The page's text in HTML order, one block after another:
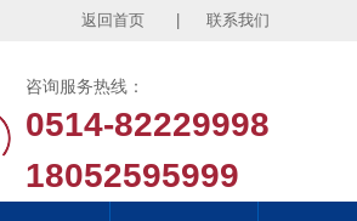
返回首页 联系我们
咨询服务热线：
0514-82229998
18052595999